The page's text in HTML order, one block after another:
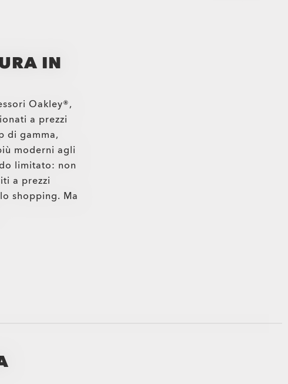
IN
Oakley®,
a prezzi
di gamma,
moderni agli
limitato: non
a prezzi
shopping. Ma